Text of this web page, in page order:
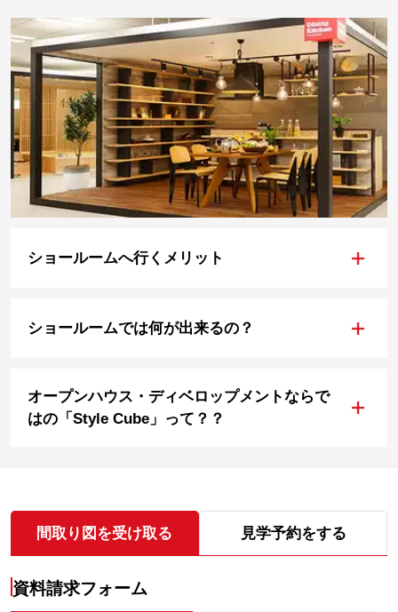
ショールームへ行くメリット +
ショールームでは何が出来るの？ +
オープンハウス・ディベロップメントならで
はの「Style Cube」って？？
+
間取り図を受け取る 見学予約をする
資料請求フォーム